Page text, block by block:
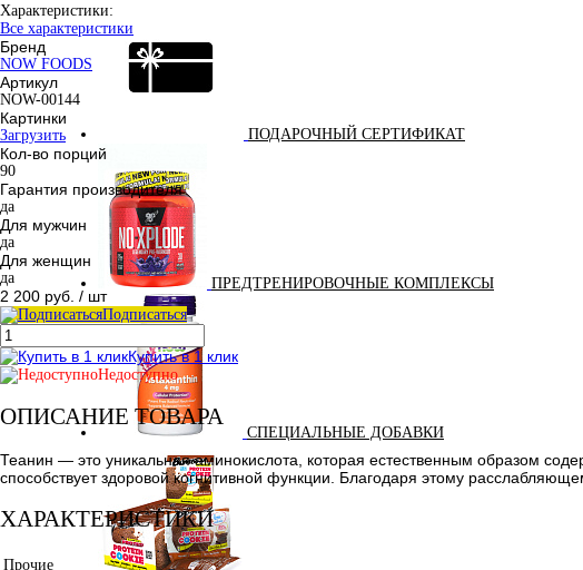
ПОДАРОЧНЫЙ СЕРТИФИКАТ
ПРЕДТРЕНИРОВОЧНЫЕ КОМПЛЕКСЫ
СПЕЦИАЛЬНЫЕ ДОБАВКИ
Характеристики:
Все характеристики
Бренд
NOW FOODS
Артикул
NOW-00144
Картинки
Загрузить
Кол-во порций
90
Гарантия производителя
да
Для мужчин
да
Для женщин
да
2 200 руб. / шт
Подписаться
Купить в 1 клик
Недоступно
ОПИСАНИЕ ТОВАРА
Теанин — это уникальная аминокислота, которая естественным образом
способствует здоровой когнитивной функции. Благодаря этому
ХАРАКТЕРИСТИКИ
Прочие